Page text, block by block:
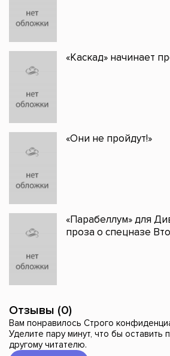
«Каскад» начинает
«Они не пройдут!»
«Парабеллум» для
проза о спецназе
Отзывы (0)
Вам понравилось Строго
Уделите пару минут, что бы оставить
другому читателю.